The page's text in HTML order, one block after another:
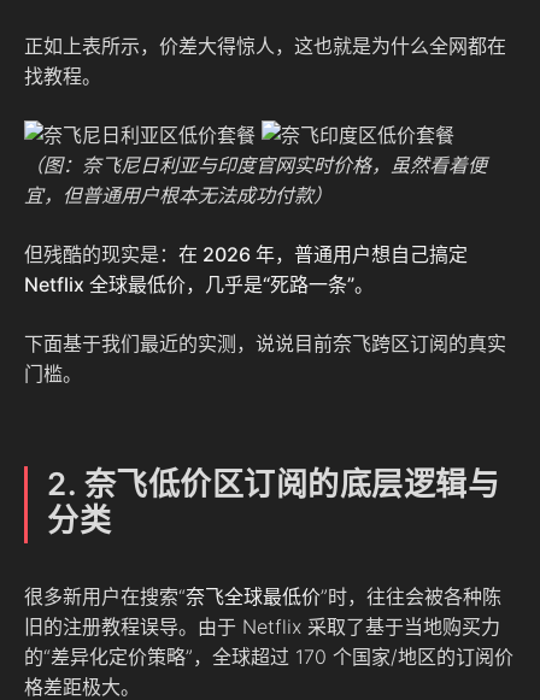
正如上表所示，价差大得惊人，这也就是为什么全网都在
找教程。
（图：奈飞尼日利亚与印度官网实时价格，虽然看着便
宜，但普通用户根本无法成功付款）
但残酷的现实是： 在 2026 年，普通用户想自己搞定
Netflix 全球最低价，几乎是“死路一条”。
下面基于我们最近的实测，说说目前奈飞跨区订阅的真实
门槛。
2. 奈飞低价区订阅的底层逻辑与
分类
很多新用户在搜索“奈飞全球最低价”时，往往会被各种陈
旧的注册教程误导。由于 Netflix 采取了基于当地购买力
的“差异化定价策略”，全球超过 170 个国家/地区的订阅价
格差距极大。